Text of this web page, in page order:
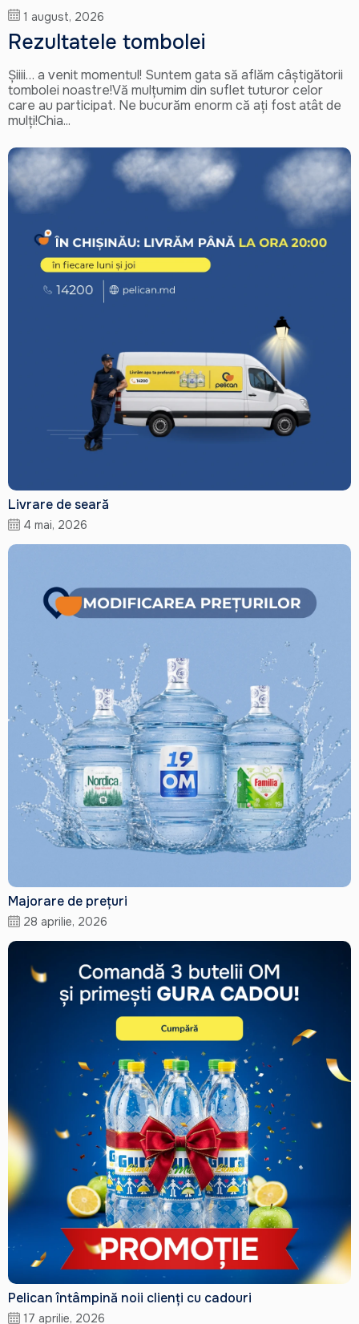
1 august, 2026
Rezultatele tombolei
Șiiii… a venit momentul! Suntem gata să aflăm câștigătorii
tombolei noastre!Vă mulțumim din suflet tuturor celor
care au participat. Ne bucurăm enorm că ați fost atât de
mulți!Chia...
Livrare de seară
4 mai, 2026
Majorare de prețuri
28 aprilie, 2026
Pelican întâmpină noii clienți cu cadouri
17 aprilie, 2026